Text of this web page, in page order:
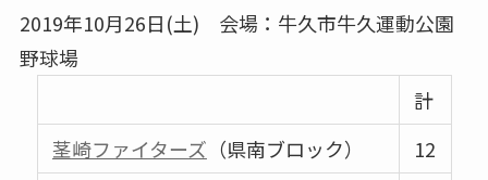
2019年10月26日(土) 会場：牛久市牛久運動公園
野球場
計
茎崎ファイターズ （県南ブロック）
12